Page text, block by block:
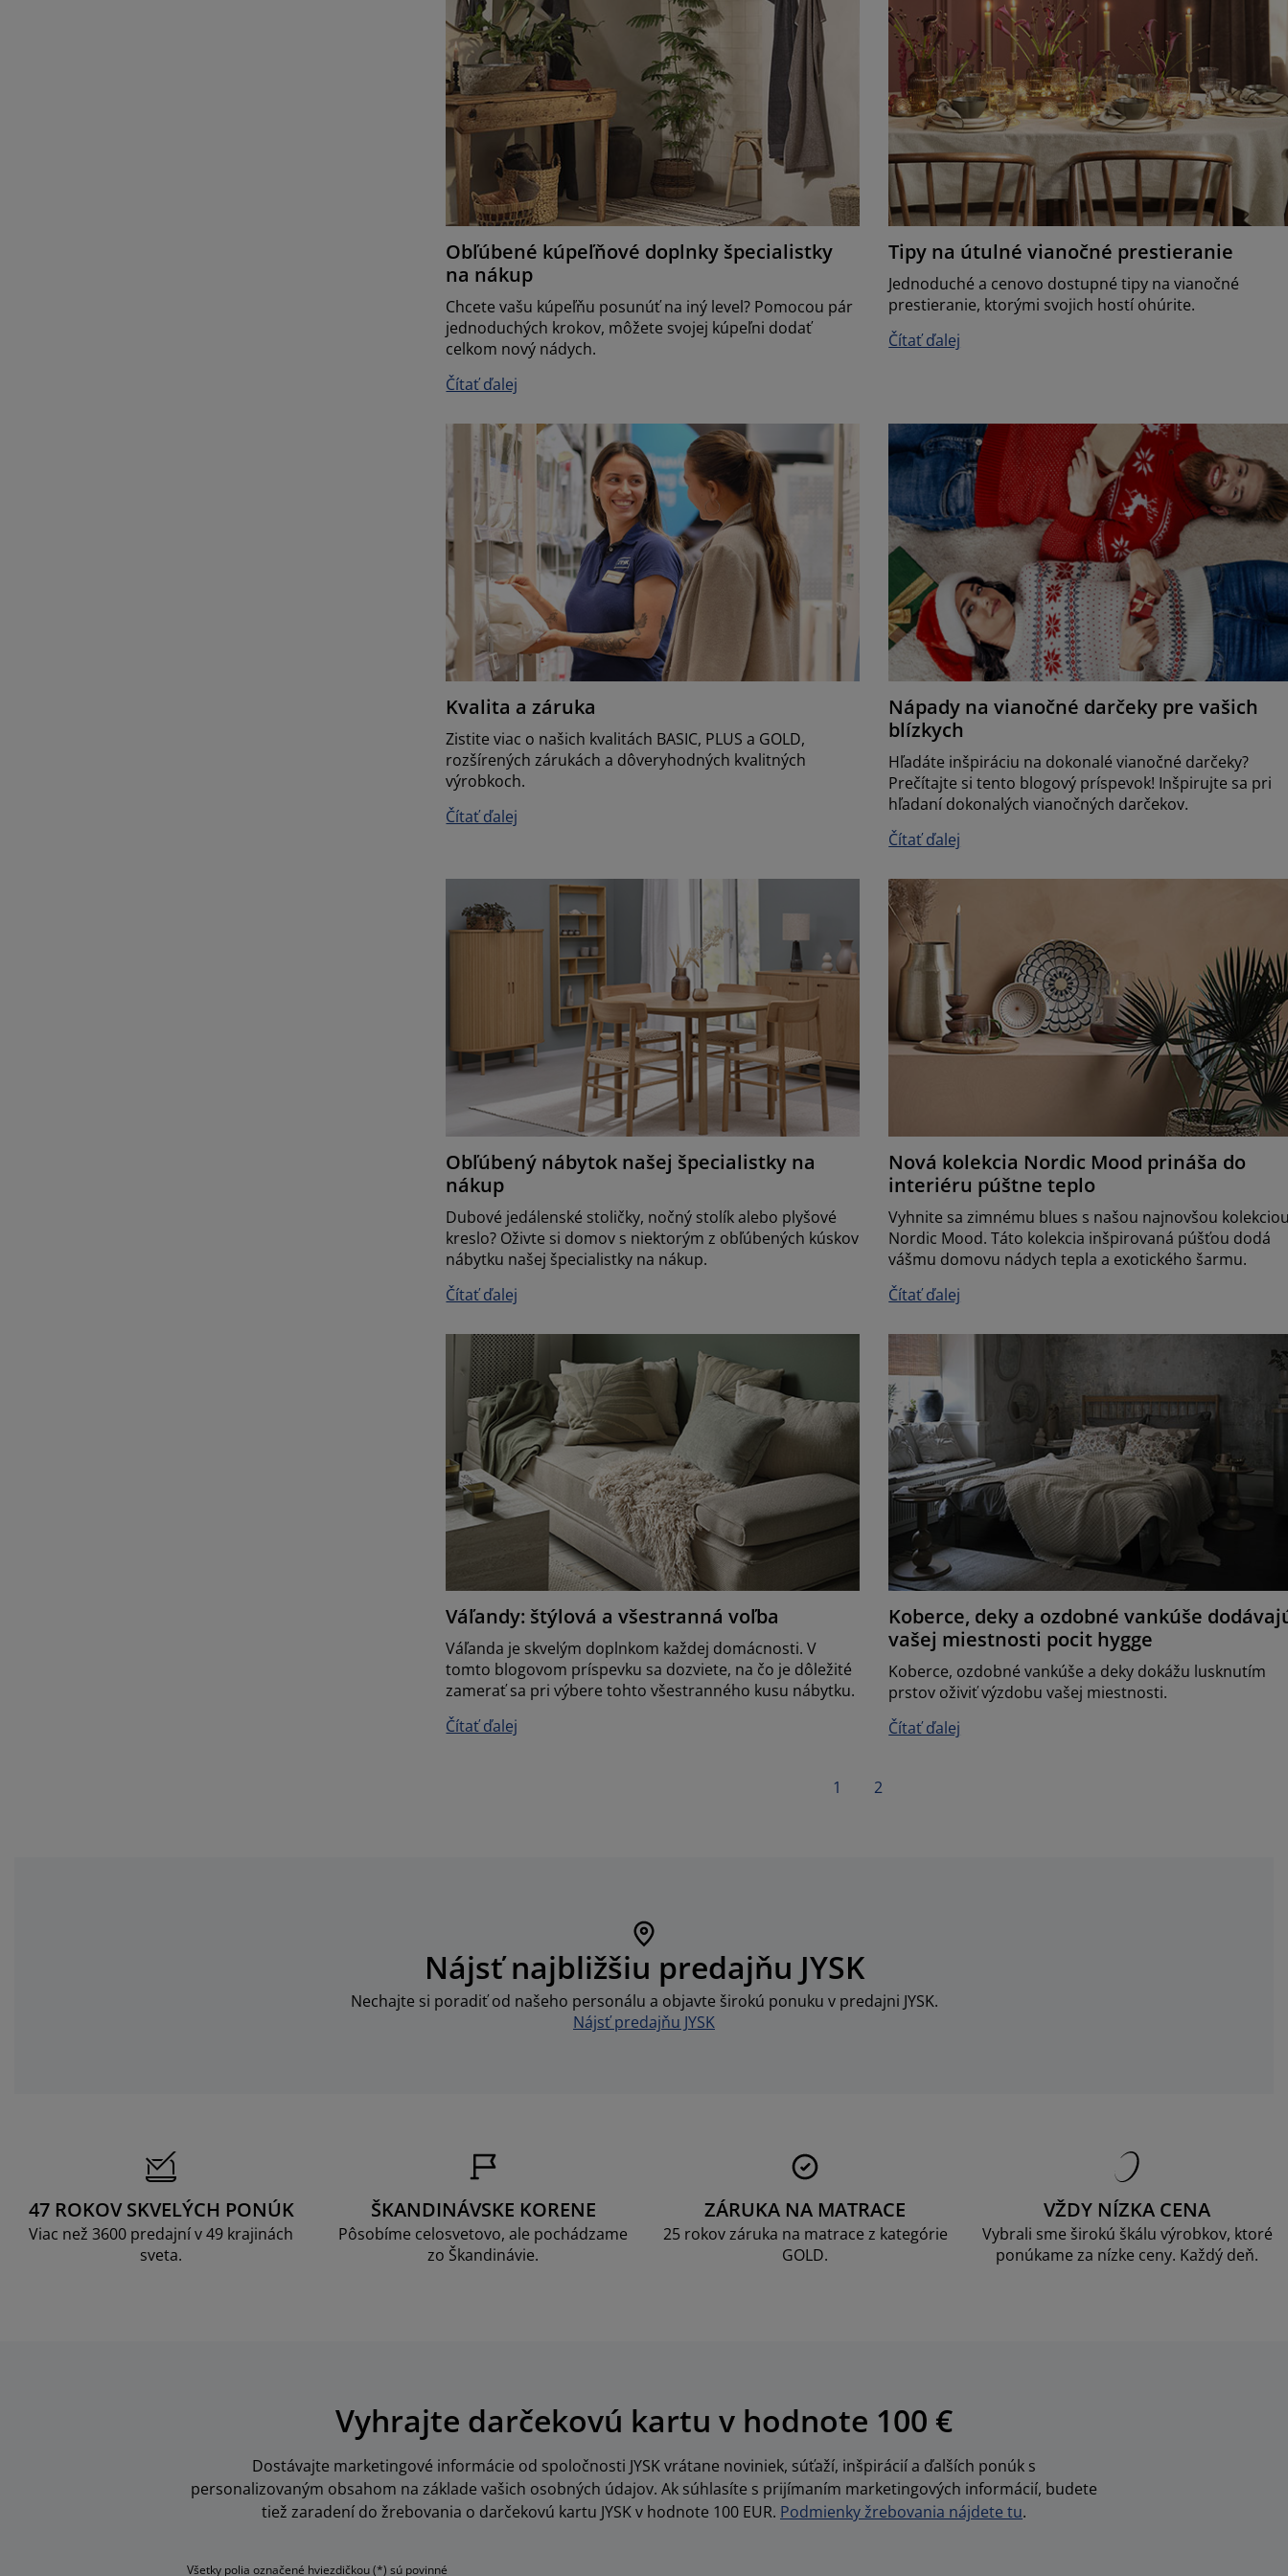
Obľúbené kúpeľňové doplnky špecialistky
na nákup
Chcete vašu kúpeľňu posunúť na iný level? Pomocou pár
jednoduchých krokov, môžete svojej kúpeľni dodať
celkom nový nádych.
Čítať ďalej
Tipy na útulné vianočné prestieranie
Jednoduché a cenovo dostupné tipy na vianočné
prestieranie, ktorými svojich hostí ohúrite.
Čítať ďalej
Kvalita a záruka
Zistite viac o našich kvalitách BASIC, PLUS a GOLD,
rozšírených zárukách a dôveryhodných kvalitných
výrobkoch.
Čítať ďalej
Nápady na vianočné darčeky pre vašich
blízkych
Hľadáte inšpiráciu na dokonalé vianočné darčeky?
Prečítajte si tento blogový príspevok! Inšpirujte sa pri
hľadaní dokonalých vianočných darčekov.
Čítať ďalej
Obľúbený nábytok našej špecialistky na
nákup
Dubové jedálenské stoličky, nočný stolík alebo plyšové
kreslo? Oživte si domov s niektorým z obľúbených kúskov
nábytku našej špecialistky na nákup.
Čítať ďalej
Nová kolekcia Nordic Mood prináša do
interiéru púštne teplo
Vyhnite sa zimnému blues s našou najnovšou
Nordic Mood. Táto kolekcia inšpirovaná púšťou dodá
vášmu domovu nádych tepla a exotického šarmu.
Čítať ďalej
Váľandy: štýlová a všestranná voľba
Váľanda je skvelým doplnkom každej domácnosti. V
tomto blogovom príspevku sa dozviete, na čo je dôležité
zamerať sa pri výbere tohto všestranného kusu nábytku.
Čítať ďalej
Koberce, deky a ozdobné vankúše
vašej miestnosti pocit hygge
Koberce, ozdobné vankúše a deky dokážu lusknutím
prstov oživiť výzdobu vašej miestnosti.
Čítať ďalej
1 2
Nájsť najbližšiu predajňu JYSK
Nechajte si poradiť od našeho personálu a objavte širokú ponuku v predajni JYSK.
Nájsť predajňu JYSK
47 ROKOV SKVELÝCH PONÚK
Viac než 3600 predajní v 49 krajinách
sveta.
ŠKANDINÁVSKE KORENE
Pôsobíme celosvetovo, ale pochádzame
zo Škandinávie.
ZÁRUKA NA MATRACE
25 rokov záruka na matrace z kategórie
GOLD.
VŽDY NÍZKA CENA
Vybrali sme širokú škálu výrobkov, ktoré
ponúkame za nízke ceny. Každý deň.
Vyhrajte darčekovú kartu v hodnote 100 €
Dostávajte marketingové informácie od spoločnosti JYSK vrátane noviniek, súťaží, inšpirácií a ďalších ponúk s
personalizovaným obsahom na základe vašich osobných údajov. Ak súhlasíte s prijímaním marketingových informácií, budete
tiež zaradení do žrebovania o darčekovú kartu JYSK v hodnote 100 EUR. Podmienky žrebovania nájdete tu.
Všetky polia označené hviezdičkou (*) sú povinné